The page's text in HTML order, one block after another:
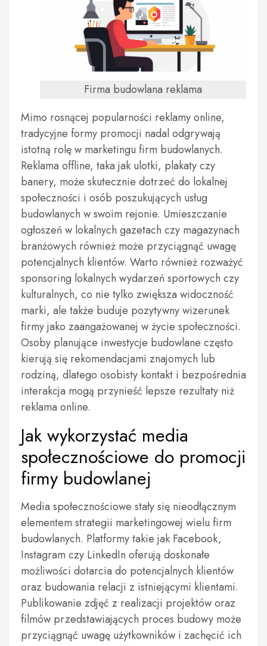
Firma budowlana reklama
Mimo rosnącej popularności reklamy online,
tradycyjne formy promocji nadal odgrywają
istotną rolę w marketingu firm budowlanych.
Reklama offline, taka jak ulotki, plakaty czy
banery, może skutecznie dotrzeć do lokalnej
społeczności i osób poszukujących usług
budowlanych w swoim rejonie. Umieszczanie
ogłoszeń w lokalnych gazetach czy magazynach
branżowych również może przyciągnąć uwagę
potencjalnych klientów. Warto również rozważyć
sponsoring lokalnych wydarzeń sportowych czy
kulturalnych, co nie tylko zwiększa widoczność
marki, ale także buduje pozytywny wizerunek
firmy jako zaangażowanej w życie społeczności.
Osoby planujące inwestycje budowlane często
kierują się rekomendacjami znajomych lub
rodziną, dlatego osobisty kontakt i bezpośrednia
interakcja mogą przynieść lepsze rezultaty niż
reklama online.
Jak wykorzystać media
społecznościowe do promocji
firmy budowlanej
Media społecznościowe stały się nieodłącznym
elementem strategii marketingowej wielu firm
budowlanych. Platformy takie jak Facebook,
Instagram czy LinkedIn oferują doskonałe
możliwości dotarcia do potencjalnych klientów
oraz budowania relacji z istniejącymi klientami.
Publikowanie zdjęć z realizacji projektów oraz
filmów przedstawiających proces budowy może
przyciągnąć uwagę użytkowników i zachęcić ich